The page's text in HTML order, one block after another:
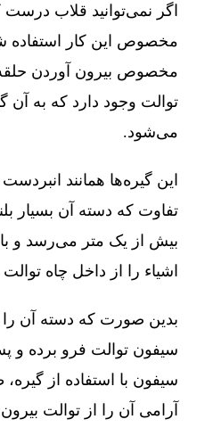
اگر نمی‌توانید قلاب درست
مخصوص این کار استفاده
مخصوص بیرون آوردن حلقه
توالت وجود دارد که به آن
می‌شود.
این گیره‌ها همانند انبردست
تفاوت که دسته آن بسیار
بیش از یک متر می‌رسد و
اشیاء را از داخل چاه
بدین صورت که دسته آن را
سیفون توالت فرو برده و
سیفون با استفاده از گیره،
آرامی آن را از توالت